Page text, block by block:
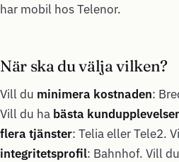
har mobil hos Telenor.
När ska du välja vilken?
Vill du minimera kostnaden:
Vill du ha bästa
flera tjänster: Telia eller Tele2.
integritetsprofil: Bahnhof. Vill du